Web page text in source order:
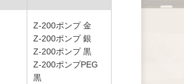
Z-200ポンプ 金
Z-200ポンプ 銀
Z-200ポンプ 黒
Z-200ポンプPEG
黒